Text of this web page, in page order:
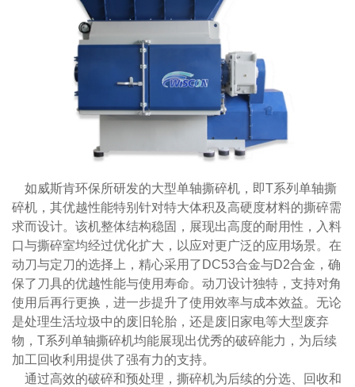
如威斯肯环保所研发的大型单轴撕碎机，即T系列单轴撕
碎机，其优越性能特别针对特大体积及高硬度材料的撕碎需
求而设计。该机整体结构稳固，展现出高度的耐用性，入料
口与撕碎室均经过优化扩大，以应对更广泛的应用场景。在
动刀与定刀的选择上，精心采用了DC53合金与D2合金，确
保了刀具的优越性能与使用寿命。动刀设计独特，支持对角
使用后再行更换，进一步提升了使用效率与成本效益。无论
是处理生活垃圾中的废旧轮胎，还是废旧家电等大型废弃
物，T系列单轴撕碎机均能展现出优秀的破碎能力，为后续
加工回收利用提供了强有力的支持。
通过高效的破碎和预处理，撕碎机为后续的分选、回收和